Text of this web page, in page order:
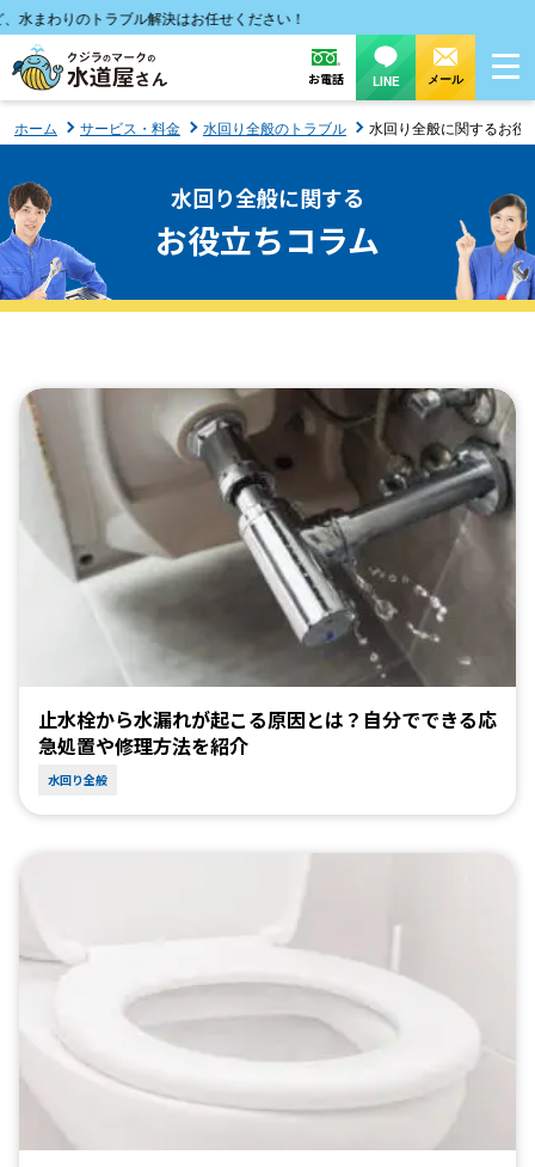
わりのトラブル解決はお任せください！
お電話 LINE メール
ホーム サービス・料金 水回り全般のトラブル 水回り全般に関するお役
水回り全般に関する
お役立ちコラム
止水栓から水漏れが起こる原因とは？自分でできる応
急処置や修理方法を紹介
水回り全般